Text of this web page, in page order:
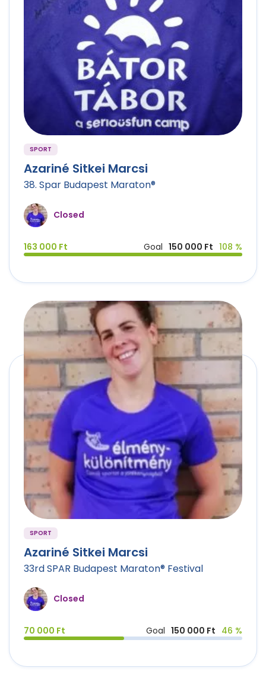
SPORT
Azariné Sitkei Marcsi
38. Spar Budapest Maraton®
Closed
163 000 Ft Goal 150 000 Ft 108 %
SPORT
Azariné Sitkei Marcsi
33rd SPAR Budapest Maraton® Festival
Closed
70 000 Ft Goal 150 000 Ft 46 %